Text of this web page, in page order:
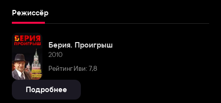
Режиссёр
Берия. Проигрыш
2010
Рейтинг Иви: 7,8
Подробнее